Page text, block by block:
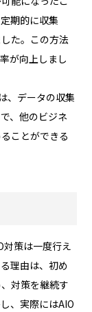
期的に収集
た。この方法
が向上しまし
、データの収集
、他のビジネ
ことができる
対策は一度行え
理由は、初め
対策を継続す
、実際にはAIO